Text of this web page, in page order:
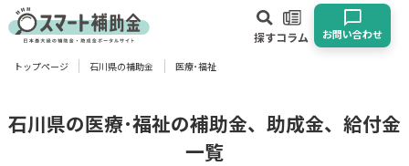
探すコラム お問い合わせ
対象
トップページ 石川県の補助金 医療･福祉
石川県の医療･福祉の補助金、助成金、給付金
一覧